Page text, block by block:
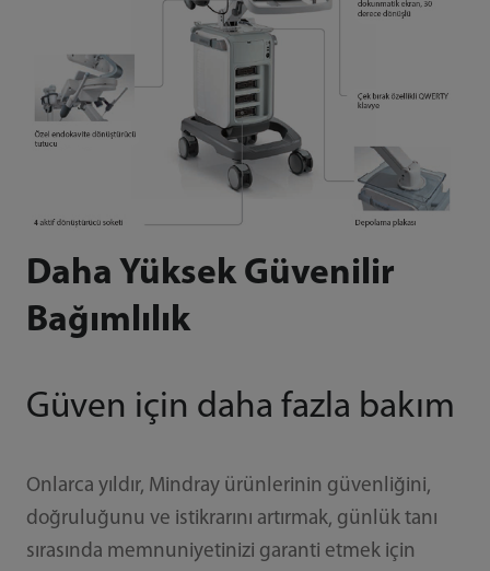
Daha Yüksek Güvenilir
Bağımlılık
Güven için daha fazla bakım
Onlarca yıldır, Mindray ürünlerinin güvenliğini,
doğruluğunu ve istikrarını artırmak, günlük tanı
sırasında memnuniyetinizi garanti etmek için